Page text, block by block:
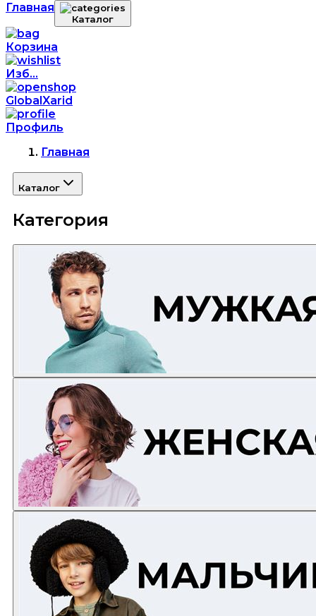
Главная
Каталог
Корзина
Изб...
GlobalXarid
Профиль
Главная
Каталог
Категория